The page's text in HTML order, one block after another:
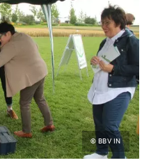
© BBV IN